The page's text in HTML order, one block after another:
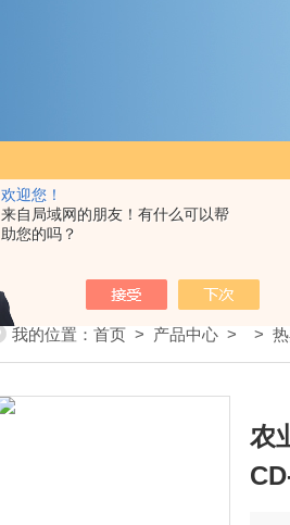
欢迎您！
来自局域网的朋友！有什么可以帮
助您的吗？
我的位置：首页 > 产品中心 > >
农